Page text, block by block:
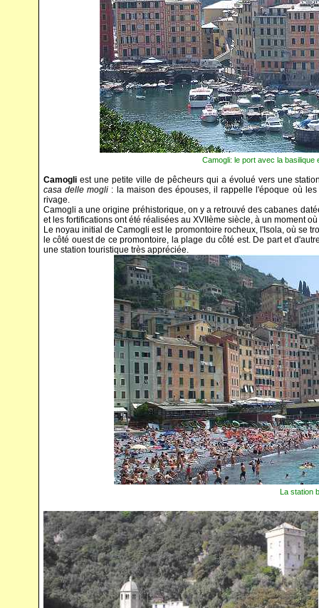
Camogli: le port avec la
Camogli est une petite ville de pêcheurs qui a évolué vers une
casa delle mogli : la maison des épouses, il rappelle l'époque où
rivage.
Camogli a une origine préhistorique, on y a retrouvé des cabanes
et les fortifications ont été réalisées au XVIIème siècle, à un moment
Le noyau initial de Camogli est le promontoire rocheux, l'Isola, où se
le côté ouest de ce promontoire, la plage du côté est. De part et
une station touristique très appréciée.
La station